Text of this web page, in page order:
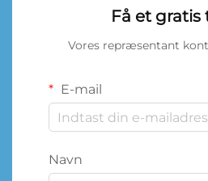
Få et gratis
Vores repræsentant
E-mail
Navn